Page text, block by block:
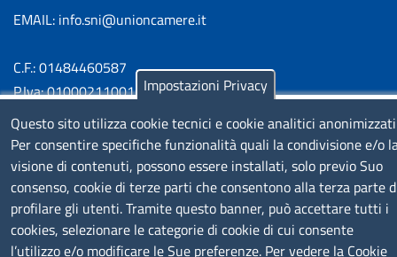
EMAIL: info.sni@unioncamere.it
C.F.: 01484460587
P.Iva: 01000211001
SERVIZIO REALIZZATO DA
Impostazioni Privacy
Questo sito utilizza cookie tecnici e cookie analitici
Per consentire specifiche funzionalità quali la condivisione e/o
visione di contenuti, possono essere installati, solo previo Suo
consenso, cookie di terze parti che consentono alla terza parte
profilare gli utenti. Tramite questo banner, può accettare tutti i
cookies, selezionare le categorie di cookie di cui consente
l’utilizzo e/o modificare le Sue preferenze. Per vedere la Cookie